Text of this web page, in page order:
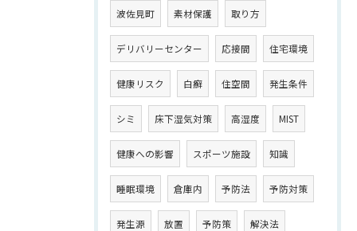
波佐見町 素材保護 取り方
デリバリーセンター 応接間 住宅環境
健康リスク 白癬 住空間 発生条件
シミ 床下湿気対策 高湿度 MIST
健康への影響 スポーツ施設 知識
睡眠環境 倉庫内 予防法 予防対策
発生源 放置 予防策 解決法